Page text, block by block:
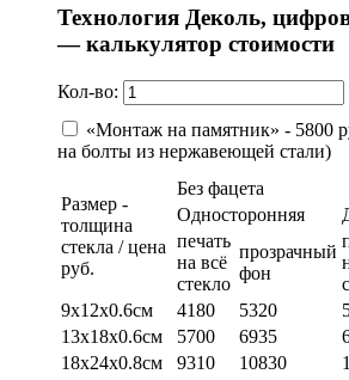
Технология Деколь,
— калькулятор стоимости
Кол-во:
«Монтаж на памятник» - 5800
на болты из нержавеющей стали)
Размер -
толщина
стекла / цена
руб.
Без фацета
Односторонняя
печать
на всё
стекло
прозрачный
фон
9х12х0.6см
4180 5320
13х18х0.6см
5700 6935
18х24х0.8см
9310 10830